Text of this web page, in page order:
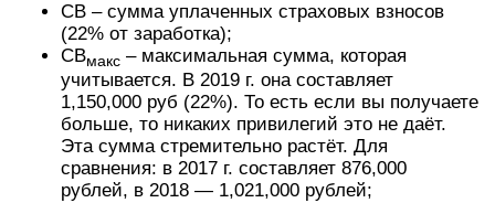
СВ – сумма уплаченных страховых взносов
(22% от заработка);
СВмакс – максимальная сумма, которая
учитывается. В 2019 г. она составляет
1,150,000 руб (22%). То есть если вы получаете
больше, то никаких привилегий это не даёт.
Эта сумма стремительно растёт. Для
сравнения: в 2017 г. составляет 876,000
рублей, в 2018 — 1,021,000 рублей;